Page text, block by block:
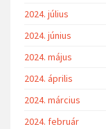
2024. július
2024. június
2024. május
2024. április
2024. március
2024. február